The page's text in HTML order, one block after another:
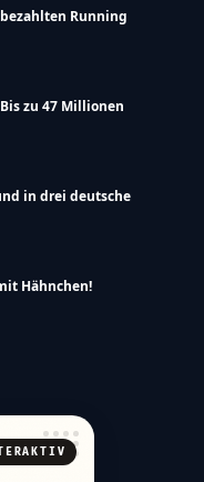
Running
zu 47 Millionen
in drei deutsche
Hähnchen!